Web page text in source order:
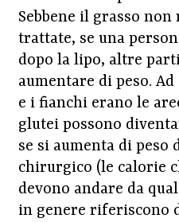
Sebbene il grasso
trattate, se una
dopo la lipo, altre
aumentare di peso.
e i fianchi erano le
glutei possono
se si aumenta di
chirurgico (le calorie
devono andare da
in genere riferiscono